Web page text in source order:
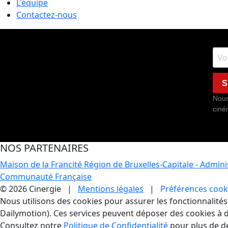
L'équipe
Contactez-nous
NOS PARTENAIRES
Maison de la Francité Région de Bruxelles-Capitale -
Communauté Française
© 2026 Cinergie | Mentions légales | Préférences
Gestion des Cookies
Nous utilisons des cookies pour assurer les
Dailymotion). Ces services peuvent déposer des cookies à
Consultez notre Politique de Confidentialité pour plus de